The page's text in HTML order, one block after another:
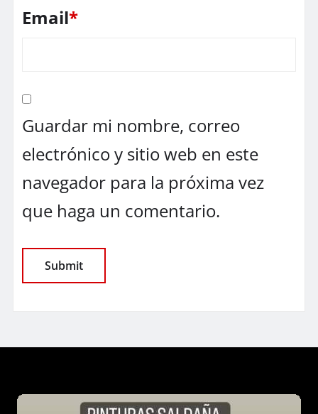
Email*
Guardar mi nombre, correo
electrónico y sitio web en este
navegador para la próxima vez
que haga un comentario.